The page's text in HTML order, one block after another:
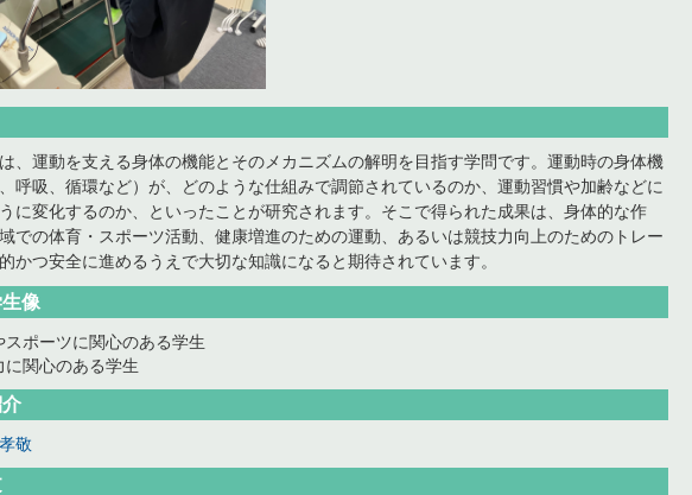
、運動を支える身体の機能とそのメカニズムの解明を目指す学問です。運動時の身体機
呼吸、循環など）が、どのような仕組みで調節されているのか、運動習慣や加齢などに
に変化するのか、といったことが研究されます。そこで得られた成果は、身体的な作
での体育・スポーツ活動、健康増進のための運動、あるいは競技力向上のためのトレー
かつ安全に進めるうえで大切な知識になると期待されています。
像
スポーツに関心のある学生
に関心のある学生
敬